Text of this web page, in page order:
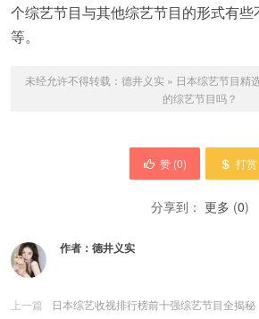
个综艺节目与其他综艺节目的形式有
等。
未经允许不得转载： 德井义实 » 日本综艺节目精
的综艺节目吗？
赞 (0) 打赏
分享到： 更多 (0)
作者： 德井义实
上一篇
日本综艺收视排行榜前十强综艺节目全揭秘